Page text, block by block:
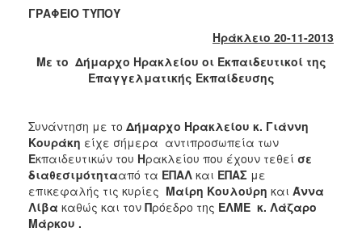
2020
2018
2017
2015
2013
2012
2011
2010
ΓΡΑΦΕΙΟ ΤΥΠΟΥ
Ηράκλειο 20-11-2013
Με το Δήμαρχο Ηρακλείου οι Εκπαιδευτικοί της
Επαγγελματικής Εκπαίδευσης
Συνάντηση με το Δήμαρχο Ηρακλείου κ. Γιάννη
Κουράκη είχε σήμερα αντιπροσωπεία των
Εκπαιδευτικών του Ηρακλείου που έχουν τεθεί σε
διαθεσιμότητααπό τα ΕΠΑΛ και ΕΠΑΣ με
επικεφαλής τις κυρίες Μαίρη Κουλούρη και Άννα
Λίβα καθώς και τον Πρόεδρο της ΕΛΜΕ κ. Λάζαρο
Μάρκου .